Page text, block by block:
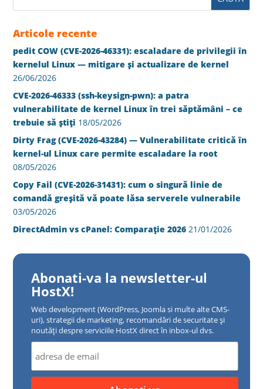
Articole recente
pedit COW (CVE-2026-46331): escaladare de privilegii în
kernelul Linux — mitigare și actualizare de kernel
26/06/2026
CVE-2026-46333 (ssh-keysign-pwn): a patra
vulnerabilitate de kernel Linux în trei săptămâni – ce
trebuie să știți 18/05/2026
Dirty Frag (CVE-2026-43284) — Vulnerabilitate critică în
kernel-ul Linux care permite escaladare la root
08/05/2026
Copy Fail (CVE-2026-31431): cum o singură linie de
comandă greșită vă poate lăsa serverele vulnerabile
03/05/2026
DirectAdmin vs cPanel: Comparație 2026 21/01/2026
Abonati-va la newsletter-ul
HostX!
Web development (WordPress, Joomla si multe alte CMS-
uri), strategii de marketing, recomandări de securitate și
noutăți despre serviciile HostX direct în inbox-ul dvs.